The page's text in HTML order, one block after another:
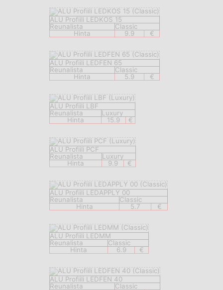
ALU Profiili LEDKOS 15
Reunalista
Classic
Hinta
9.9 €
ALU Profiili LEDFEN 65
Reunalista
Classic
Hinta
5.9 €
ALU Profiili LBF
Reunalista
Luxury
Hinta
15.9 €
ALU Profiili PCF
Reunalista
Luxury
Hinta
9.9 €
ALU Profiili LEDAPPLY 00
Reunalista
Classic
Hinta
5.7 €
ALU Profiili LEDMM
Reunalista
Classic
Hinta
6.9 €
ALU Profiili LEDFEN 40
Reunalista
Classic